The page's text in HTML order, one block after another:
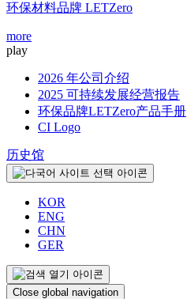
环保材料品牌 LETZero
more
play
2026 年公司介绍
2025 可持续发展经营报告
环保品牌LETZero产品手册
CI Logo
历史馆
KOR
ENG
CHN
GER
Close global navigation